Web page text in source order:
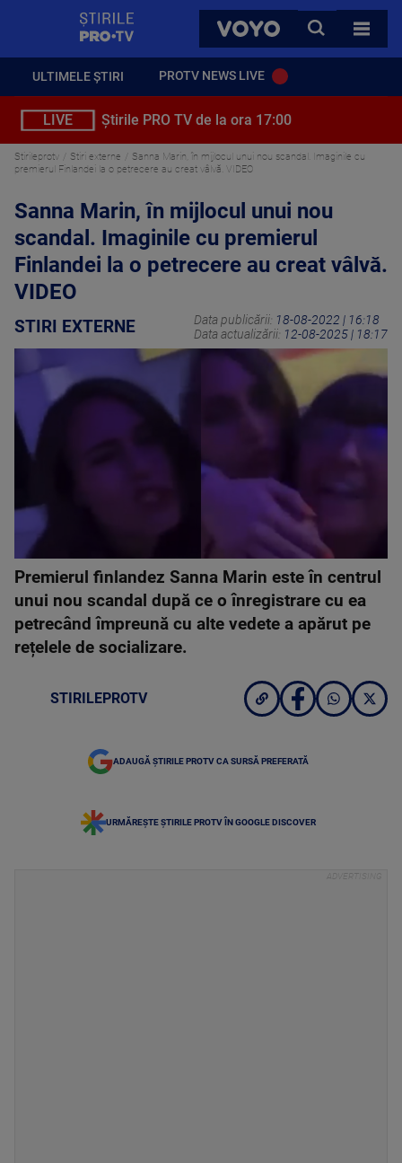
VOYO
CAUTA
TOATE
ULTIMELE ȘTIRI PROTV NEWS LIVE
LIVE Știrile PRO TV de la ora 17:00
Stirileprotv Stiri externe
Sanna Marin, în mijlocul unui nou scandal. Imaginile cu
premierul Finlandei la o petrecere au creat vâlvă. VIDEO
Sanna Marin, în mijlocul unui nou
scandal. Imaginile cu premierul
Finlandei la o petrecere au creat vâlvă.
VIDEO
STIRI EXTERNE Data publicării: 18-08-2022 | 16:18
Data actualizării: 12-08-2025 | 18:17
Premierul finlandez Sanna Marin este în centrul
unui nou scandal după ce o înregistrare cu ea
petrecând împreună cu alte vedete a apărut pe
rețelele de socializare.
STIRILEPROTV
ADAUGĂ ȘTIRILE PROTV CA SURSĂ PREFERATĂ
URMĂREȘTE ȘTIRILE PROTV ÎN GOOGLE DISCOVER